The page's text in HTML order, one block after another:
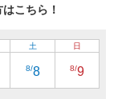
こちら！
土
8/8
日
8/9